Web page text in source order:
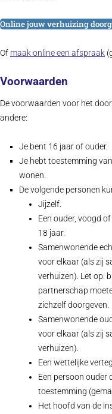
Online jouw verhuizing
(opent in nieuw tabblad)
Of maak online een afspraak
Voorwaarden
De voorwaarden voor het
andere:
Je bent 16 jaar of ouder.
Je hebt toestemming
wonen.
De volgende personen
Jijzelf.
Een ouder, voogd
18 jaar.
Samenwonende
voor elkaar (als zij
verhuizen). Let op:
partnerschap
zichzelf doorgeven.
Samenwonende
voor elkaar (als zij
verhuizen).
Een wettelijke
Een persoon ouder
toestemming
Het hoofd van de